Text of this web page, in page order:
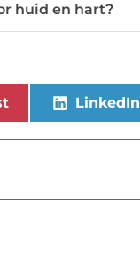
huid en hart?
LinkedIn